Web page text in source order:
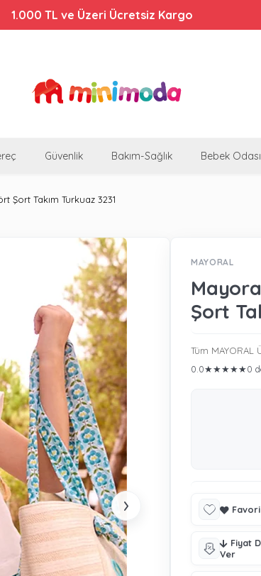
Arabalarında %44'e Varan İndirim!
Güvenlik Bakım-Sağlık Bebek Odası
Şort Takım Turkuaz 3231
›
MAYORAL
Şort
Tüm MAYORAL
0.0★★★★★0
Fiyat
Ver